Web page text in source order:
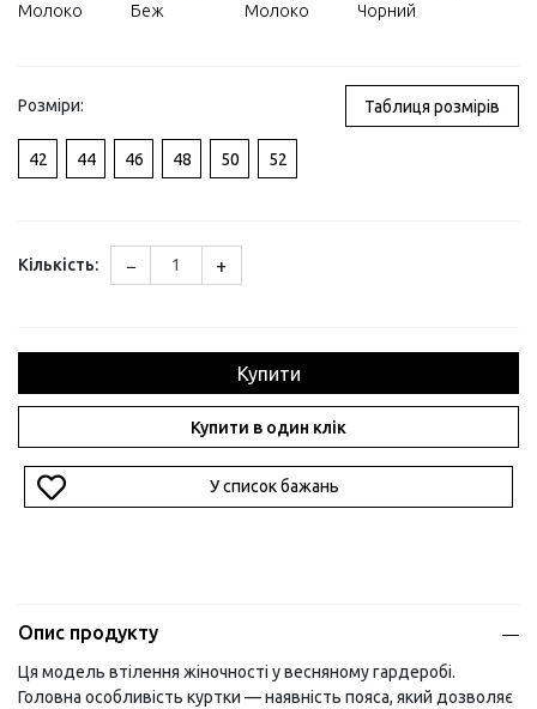
Молоко Беж Молоко Чорний
Розміри: Таблиця розмірів
42 44 46 48 50 52
Кількість: − +
Купити
Купити в один клік
У список бажань
Опис продукту
Ця модель втілення жіночності у весняному гардеробі.
Головна особливість куртки — наявність пояса, який дозволяє